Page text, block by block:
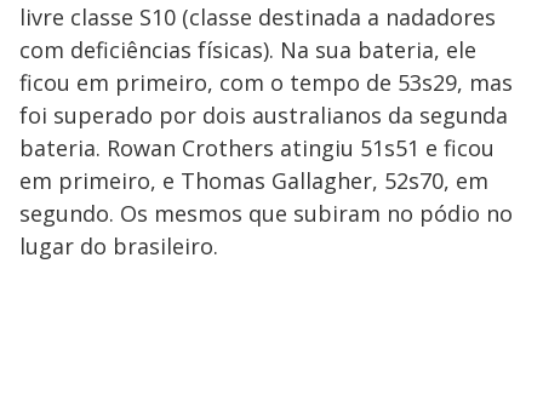
livre classe S10 (classe destinada a nadadores
com deficiências físicas). Na sua bateria, ele
ficou em primeiro, com o tempo de 53s29, mas
foi superado por dois australianos da segunda
bateria. Rowan Crothers atingiu 51s51 e ficou
em primeiro, e Thomas Gallagher, 52s70, em
segundo. Os mesmos que subiram no pódio no
lugar do brasileiro.